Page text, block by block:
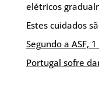
elétricos
Estes cuidados
Segundo a ASF,
Portugal sofre